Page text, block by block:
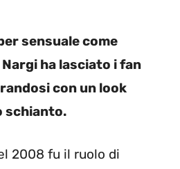
sensuale come
ha lasciato i fan
con un look
schianto.
2008 fu il ruolo di